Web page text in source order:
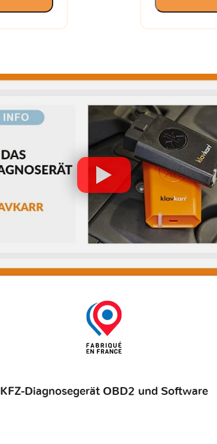
KFZ-Diagnosegerät OBD2 und Software